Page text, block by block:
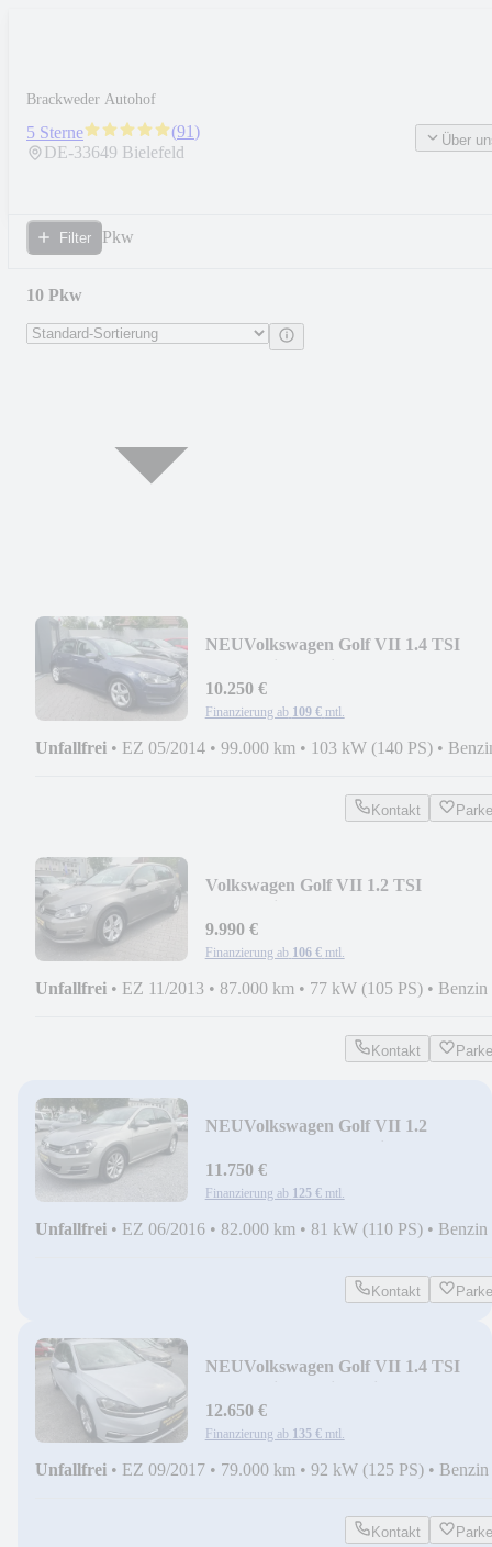
Brackweder Autohof
5 Sterne (91)
DE-33649 Bielefeld
Über
Filter Pkw
10 Pkw
NEUVolkswagen Golf VII 1.4 TSI
10.250 €
Finanzierung ab 109 € mtl.
Unfallfrei • EZ 05/2014 • 99.000 km • 103 kW (140 PS) •
Kontakt
Volkswagen Golf VII 1.2 TSI
9.990 €
Finanzierung ab 106 € mtl.
Unfallfrei • EZ 11/2013 • 87.000 km • 77 kW (105 PS) • Benzin
Kontakt
NEUVolkswagen Golf VII 1.2
AHK
11.750 €
Finanzierung ab 125 € mtl.
Unfallfrei • EZ 06/2016 • 82.000 km • 81 kW (110 PS) • Benzin
Kontakt
NEUVolkswagen Golf VII 1.4 TSI
12.650 €
Finanzierung ab 135 € mtl.
Unfallfrei • EZ 09/2017 • 79.000 km • 92 kW (125 PS) • Benzin
Kontakt